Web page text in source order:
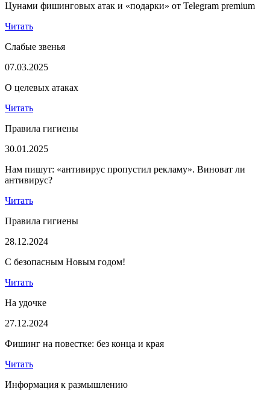
Цунами фишинговых атак и «подарки» от Telegram premium
Читать
Слабые звенья
07.03.2025
О целевых атаках
Читать
Правила гигиены
30.01.2025
Нам пишут: «антивирус пропустил рекламу». Виноват ли
антивирус?
Читать
Правила гигиены
28.12.2024
С безопасным Новым годом!
Читать
На удочке
27.12.2024
Фишинг на повестке: без конца и края
Читать
Информация к размышлению